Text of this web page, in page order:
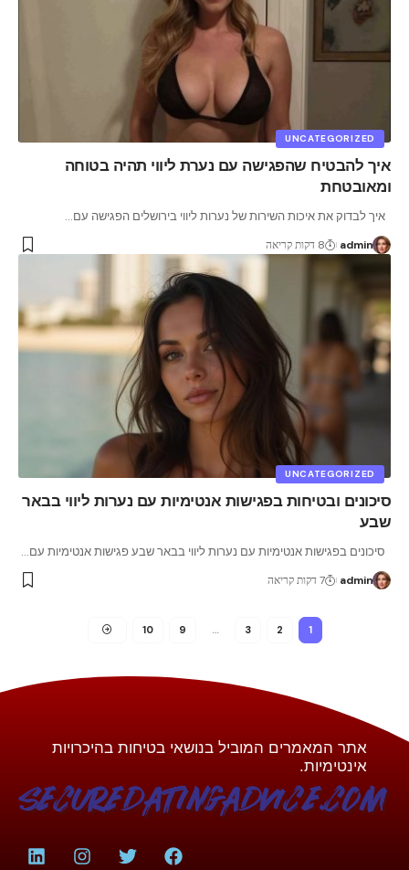
UNCATEGORIZED
איך להבטיח שהפגישה עם נערת ליווי תהיה בטוחה
ומאובטחת
איך לבדוק את איכות השירות של נערות ליווי בירושלים הפגישה עם…
admin 8 דקות קריאה
UNCATEGORIZED
סיכונים ובטיחות בפגישות אנטימיות עם נערות ליווי בבאר
שבע
סיכונים בפגישות אנטימיות עם נערות ליווי בבאר שבע פגישות אנטימיות עם…
admin 7 דקות קריאה
1
2
3
…
9
10
אתר המאמרים המוביל בנושאי בטיחות בהיכרויות
אינטימיות.